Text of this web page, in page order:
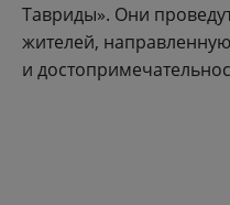
Тавриды». Они
жителей,
и